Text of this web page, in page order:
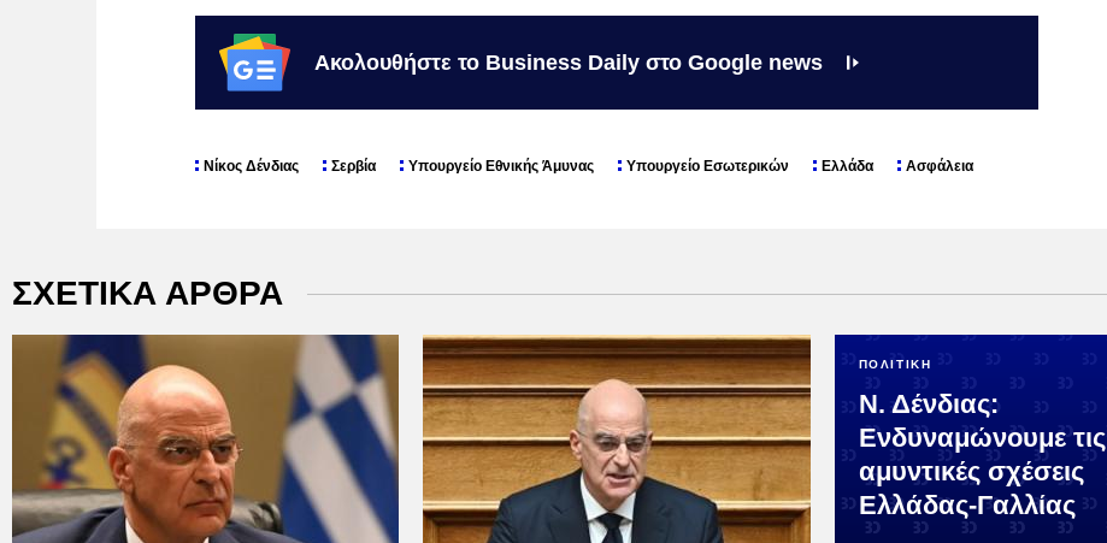
Ακολουθήστε το Business Daily στο Google news
Νίκος Δένδιας Σερβία Υπουργείο Εθνικής Άμυνας Υπουργείο Εσωτερικών Ελλάδα Ασφάλεια
ΣΧΕΤΙΚΑ ΑΡΘΡΑ
ΠΟΛΙΤΙΚΗ
Ν. Δένδιας:
Ενδυναμώνουμε τις
αμυντικές σχέσεις
Ελλάδας-Γαλλίας